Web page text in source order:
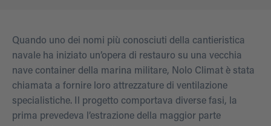
Quando uno dei nomi più conosciuti della cantieristica
navale ha iniziato un’opera di restauro su una vecchia
nave container della marina militare, Nolo Climat è stata
chiamata a fornire loro attrezzature di ventilazione
specialistiche. Il progetto comportava diverse fasi, la
prima prevedeva l’estrazione della maggior parte